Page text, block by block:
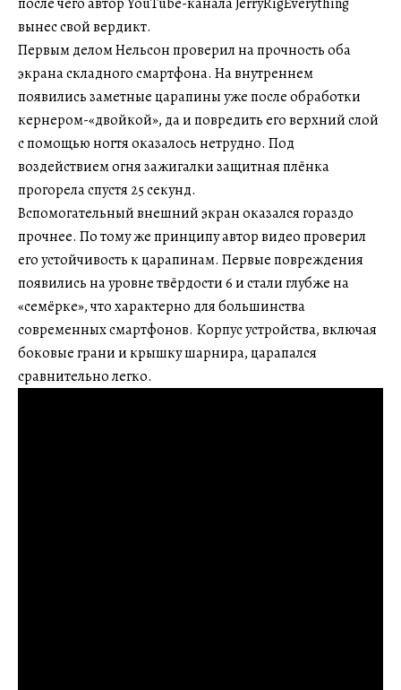
вынес свой вердикт.
Первым делом Нельсон проверил на прочность оба
экрана складного смартфона. На внутреннем
появились заметные царапины уже после обработки
кернером-«двойкой», да и повредить его верхний слой
с помощью ногтя оказалось нетрудно. Под
воздействием огня зажигалки защитная плёнка
прогорела спустя 25 секунд.
Вспомогательный внешний экран оказался гораздо
прочнее. По тому же принципу автор видео проверил
его устойчивость к царапинам. Первые повреждения
появились на уровне твёрдости 6 и стали глубже на
«семёрке», что характерно для большинства
современных смартфонов. Корпус устройства, включая
боковые грани и крышку шарнира, царапался
сравнительно легко.